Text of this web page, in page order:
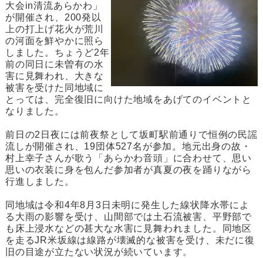
大会in清流あらかわ」
が開催され、200発以
上の打上げ花火が荒川
の河面を鮮やかに照ら
しました。ちょうど2年
前の同日に未曽有の水
害に見舞われ、大きな
被害を受けた同地域に
とっては、完全復旧に向けた地域をあげてのイベントと
なりました。
前日の2日夜には前夜祭として坂町駅前通りで恒例の民謡
流しが開催され、19団体527名が参加。地元出身の故・
村上幸子さんが歌う「あらかわ音頭」に合わせて、思い
思いの衣装に身を包んだ参加者が真夏の夜を踊りながら
行進しました。
同地域は令和4年8月3日未明に発生した線状降水帯によ
る大雨の影響を受け、山間部では土石流被害、平野部で
も床上浸水などの甚大な水害に見舞われました。同地区
を走るJR米坂線は線路が壊滅的な被害を受け、未だに復
旧の目途が立たない状況が続いています。